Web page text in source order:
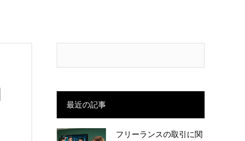
最近の記事
フリーランスの取引に関